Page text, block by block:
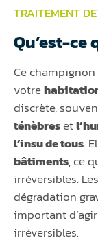
TRAITEMENT
Qu’est-ce
Ce
votre
discrète,
ténèbreset
l’insu de tous.
bâtiments, ce
irréversibles. Les
dégradation
important
irréversibles.